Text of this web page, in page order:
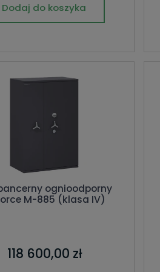
Dodaj do koszyka
ognioodporny
M-885 (klasa IV)
118 600,00 zł